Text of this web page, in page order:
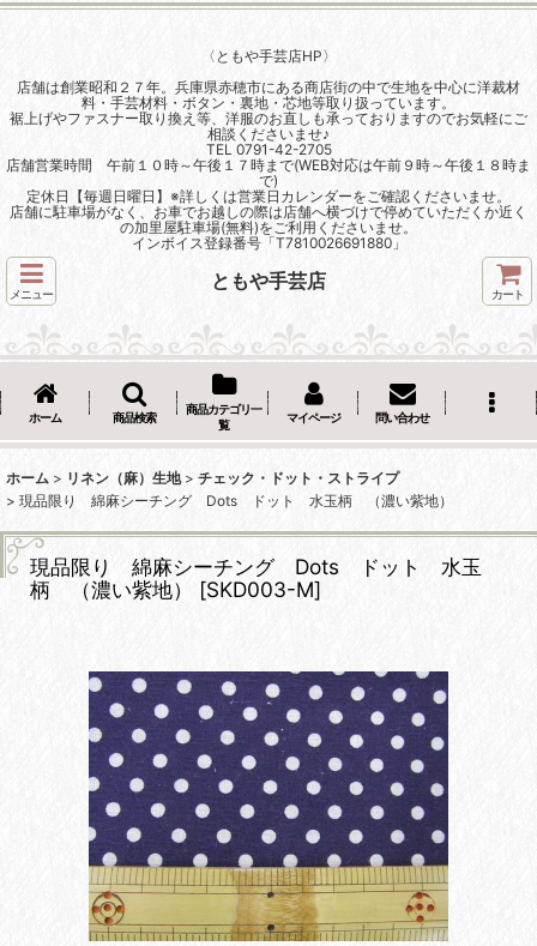
〈ともや手芸店HP〉
店舗は創業昭和２７年。兵庫県赤穂市にある商店街の中で生地を中心に洋裁材
料・手芸材料・ボタン・裏地・芯地等取り扱っています。
裾上げやファスナー取り換え等、洋服のお直しも承っておりますのでお気軽にご
相談くださいませ♪
TEL 0791-42-2705
店舗営業時間 午前１０時～午後１７時まで(WEB対応は午前９時～午後１８時ま
で)
定休日【毎週日曜日】※詳しくは営業日カレンダーをご確認くださいませ。
店舗に駐車場がなく、お車でお越しの際は店舗へ横づけで停めていただくか近く
の加里屋駐車場(無料)をご利用くださいませ。
インボイス登録番号「T7810026691880」
メニュー
ともや手芸店
カート
ホーム 商品検索
商品カテゴリ一
覧
マイページ 問い合わせ
ホーム > リネン（麻）生地 > チェック・ドット・ストライプ
> 現品限り 綿麻シーチング Dots ドット 水玉柄 （濃い紫地）
現品限り 綿麻シーチング Dots ドット 水玉
柄 （濃い紫地）
[SKD003-M]